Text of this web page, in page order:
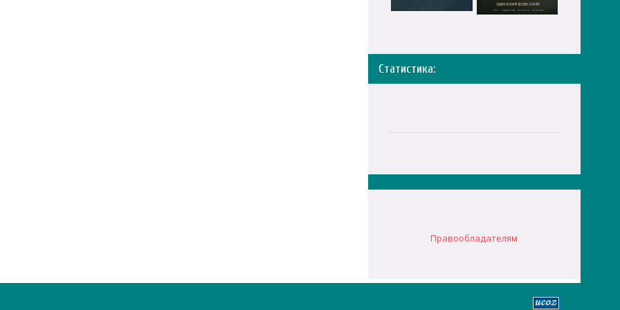
Статистика:
Правообладателям